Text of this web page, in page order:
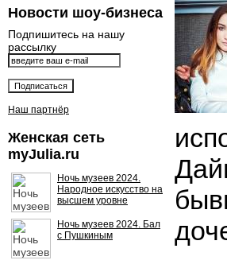
Новости шоу-бизнеса
Подпишитесь на нашу
рассылку
Наш партнёр
Женская сеть
myJulia.ru
Ночь музеев 2024.
Народное искусство на
высшем уровне
Ночь музеев 2024. Бал
с Пушкиным